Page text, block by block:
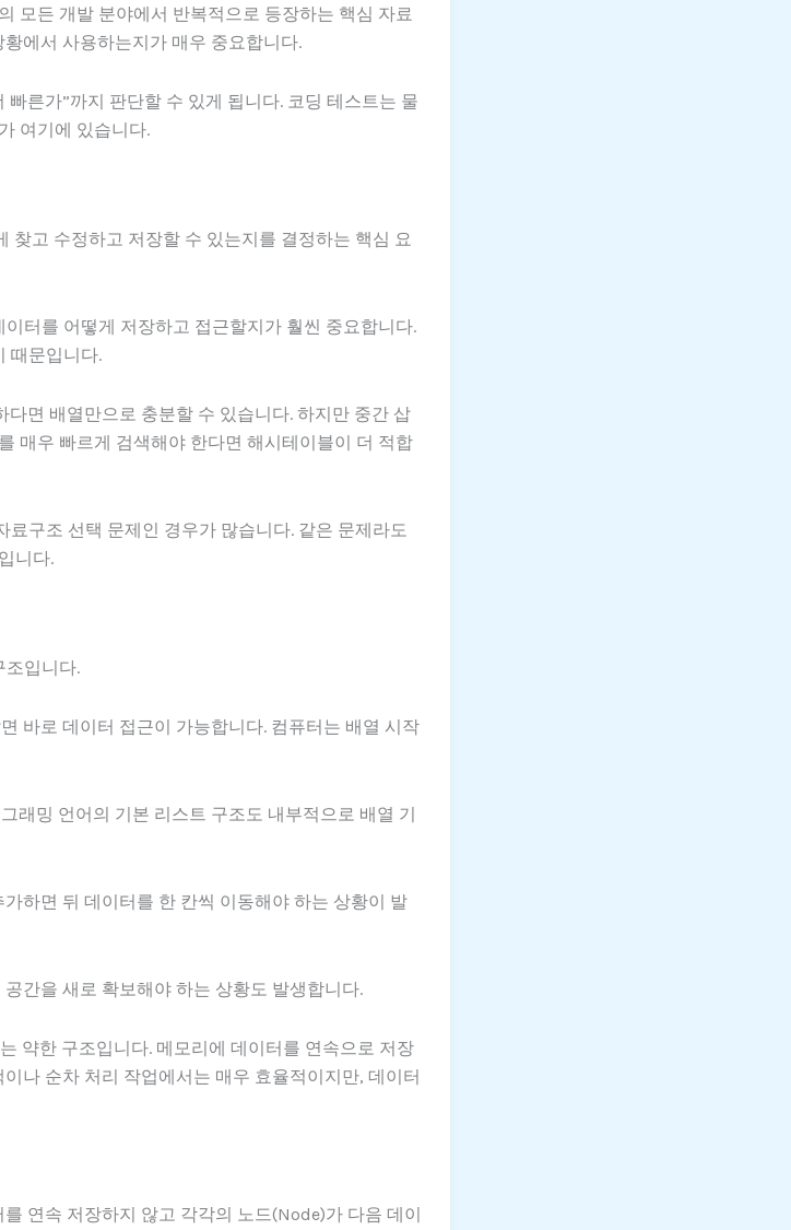
모든 개발 분야에서 반복적으로 등장하는 핵심 자료
에서 사용하는지가 매우 중요합니다.
른가”까지 판단할 수 있게 됩니다. 코딩 테스트는 물
여기에 있습니다.
찾고 수정하고 저장할 수 있는지를 결정하는 핵심 요
터를 어떻게 저장하고 접근할지가 훨씬 중요합니다.
때문입니다.
면 배열만으로 충분할 수 있습니다. 하지만 중간 삽
매우 빠르게 검색해야 한다면 해시테이블이 더 적합
구조 선택 문제인 경우가 많습니다. 같은 문제라도
니다.
조입니다.
바로 데이터 접근이 가능합니다. 컴퓨터는 배열 시작
래밍 언어의 기본 리스트 구조도 내부적으로 배열 기
하면 뒤 데이터를 한 칸씩 이동해야 하는 상황이 발
간을 새로 확보해야 하는 상황도 발생합니다.
약한 구조입니다. 메모리에 데이터를 연속으로 저장
나 순차 처리 작업에서는 매우 효율적이지만, 데이터
연속 저장하지 않고 각각의 노드(Node)가 다음 데이